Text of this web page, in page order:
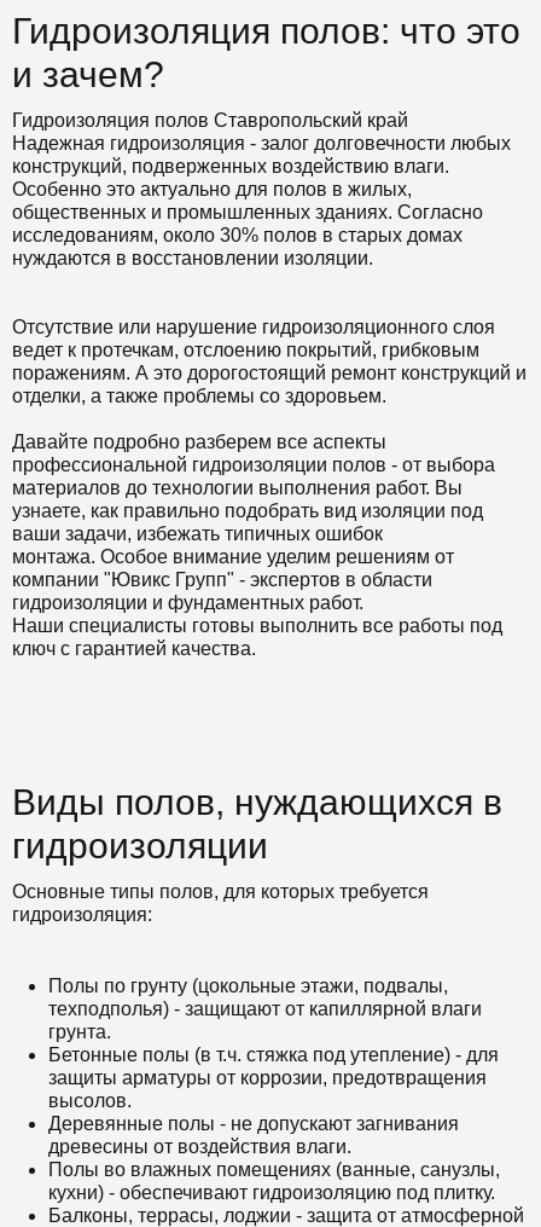
Гидроизоляция полов: что это
и зачем?
Гидроизоляция полов Ставропольский край
Надежная гидроизоляция - залог долговечности любых
конструкций, подверженных воздействию влаги.
Особенно это актуально для полов в жилых,
общественных и промышленных зданиях. Согласно
исследованиям, около 30% полов в старых домах
нуждаются в восстановлении изоляции.
Отсутствие или нарушение гидроизоляционного слоя
ведет к протечкам, отслоению покрытий, грибковым
поражениям. А это дорогостоящий ремонт конструкций и
отделки, а также проблемы со здоровьем.
Давайте подробно разберем все аспекты
профессиональной гидроизоляции полов - от выбора
материалов до технологии выполнения работ. Вы
узнаете, как правильно подобрать вид изоляции под
ваши задачи, избежать типичных ошибок
монтажа. Особое внимание уделим решениям от
компании "Ювикс Групп" - экспертов в области
гидроизоляции и фундаментных работ.
Наши специалисты готовы выполнить все работы под
ключ с гарантией качества.
Виды полов, нуждающихся в
гидроизоляции
Основные типы полов, для которых требуется
гидроизоляция:
Полы по грунту (цокольные этажи, подвалы,
техподполья) - защищают от капиллярной влаги
грунта.
Бетонные полы (в т.ч. стяжка под утепление) - для
защиты арматуры от коррозии, предотвращения
высолов.
Деревянные полы - не допускают загнивания
древесины от воздействия влаги.
Полы во влажных помещениях (ванные, санузлы,
кухни) - обеспечивают гидроизоляцию под плитку.
Балконы, террасы, лоджии - защита от атмосферной